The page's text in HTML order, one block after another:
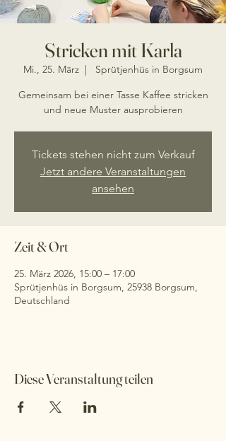
Stricken mit Karla
Mi., 25. März
  |
Sprütjenhüs in Borgsum
Gemeinsam bei einer Tasse Kaffee stricken
und neue Muster ausprobieren
Tickets stehen nicht zum Verkauf
Jetzt andere Veranstaltungen
ansehen
Zeit & Ort
25. März 2026, 15:00 – 17:00
Sprütjenhüs in Borgsum, 25938 Borgsum,
Deutschland
Diese Veranstaltung teilen